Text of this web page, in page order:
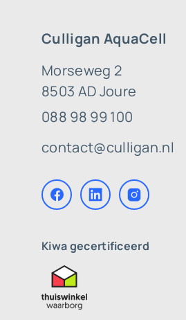
Culligan AquaCell
Morseweg 2
8503 AD Joure
088 98 99 100
contact@culligan.nl
Kiwa gecertificeerd